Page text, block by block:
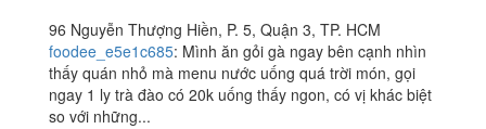
96 Nguyễn Thượng Hiền, P. 5, Quận 3, TP. HCM
foodee_e5e1c685: Mình ăn gỏi gà ngay bên cạnh nhìn
thấy quán nhỏ mà menu nước uống quá trời món, gọi
ngay 1 ly trà đào có 20k uống thấy ngon, có vị khác biệt
so với những...